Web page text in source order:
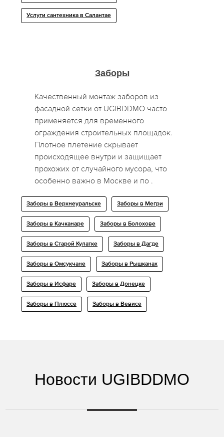
Услуги сантехника в Салантае
Заборы
Качественный монтаж заборов из
фасадной сетки от UGIBDDMO часто
применяется для временного
ограждения строительных площадок.
Плотное плетение скрывает
происходящее внутри и защищает
прохожих от случайного мусора, что
особенно важно в Москве и по .
Заборы в Верхнеуральске Заборы в Мегри
Заборы в Качканаре Заборы в Болохове
Заборы в Старой Кулатке Заборы в Дагде
Заборы в Омсукчане Заборы в Рышканах
Заборы в Исфаре Заборы в Донецке
Заборы в Плюссе Заборы в Вевисе
Новости UGIBDDMO